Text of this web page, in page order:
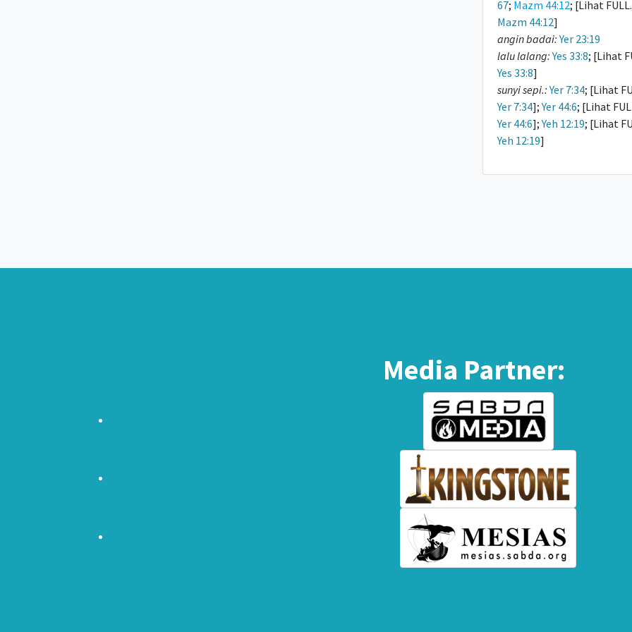
67; Mazm 44:12; [Lihat FULL.
Mazm 44:12]
angin badai:Yer 23:19
lalu lalang:Yes 33:8; [Lihat
Yes 33:8]
sunyi sepi.:Yer 7:34; [Lihat
Yer 7:34]; Yer 44:6; [Lihat
Yer 44:6];Yeh 12:19; [Lihat
Yeh 12:19]
Media Partner: